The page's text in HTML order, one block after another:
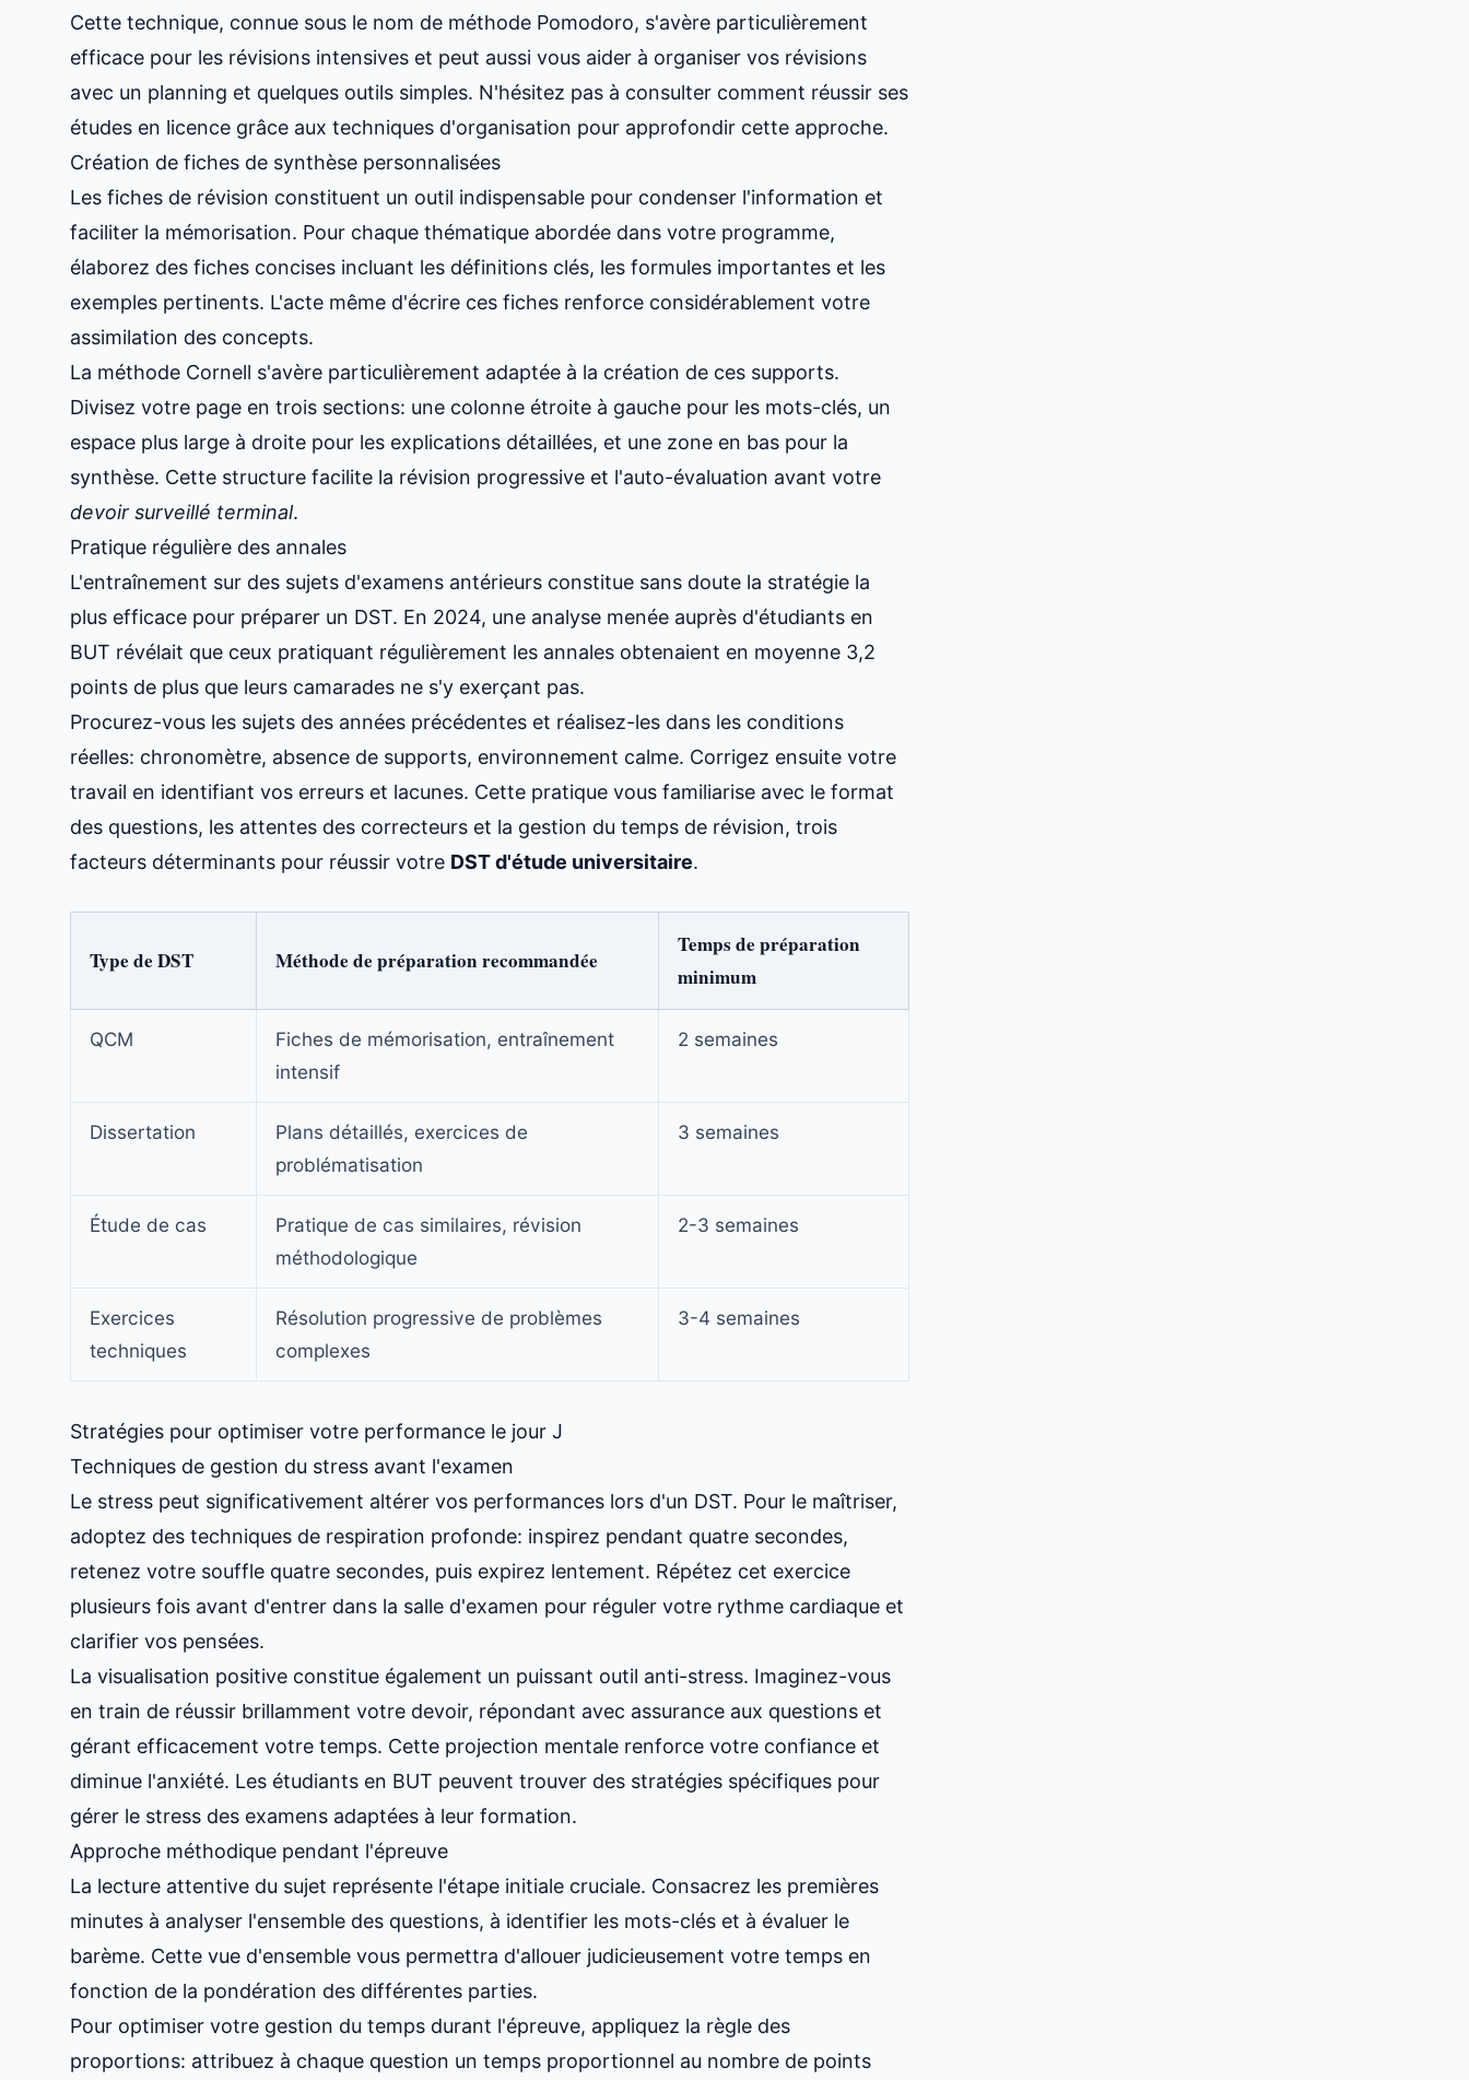
Cette technique, connue sous le nom de méthode Pomodoro, s'avère particulièrement
efficace pour les révisions intensives et peut aussi vous aider à organiser vos révisions
avec un planning et quelques outils simples. N'hésitez pas à consulter comment réussir ses
études en licence grâce aux techniques d'organisation pour approfondir cette approche.
Création de fiches de synthèse personnalisées
Les fiches de révision constituent un outil indispensable pour condenser l'information et
faciliter la mémorisation. Pour chaque thématique abordée dans votre programme,
élaborez des fiches concises incluant les définitions clés, les formules importantes et les
exemples pertinents. L'acte même d'écrire ces fiches renforce considérablement votre
assimilation des concepts.
La méthode Cornell s'avère particulièrement adaptée à la création de ces supports.
Divisez votre page en trois sections: une colonne étroite à gauche pour les mots-clés, un
espace plus large à droite pour les explications détaillées, et une zone en bas pour la
synthèse. Cette structure facilite la révision progressive et l'auto-évaluation avant votre
devoir surveillé terminal.
Pratique régulière des annales
L'entraînement sur des sujets d'examens antérieurs constitue sans doute la stratégie la
plus efficace pour préparer un DST. En 2024, une analyse menée auprès d'étudiants en
BUT révélait que ceux pratiquant régulièrement les annales obtenaient en moyenne 3,2
points de plus que leurs camarades ne s'y exerçant pas.
Procurez-vous les sujets des années précédentes et réalisez-les dans les conditions
réelles: chronomètre, absence de supports, environnement calme. Corrigez ensuite votre
travail en identifiant vos erreurs et lacunes. Cette pratique vous familiarise avec le format
des questions, les attentes des correcteurs et la gestion du temps de révision, trois
facteurs déterminants pour réussir votre DST d'étude universitaire.
Type de DST Méthode de préparation recommandée
Temps de préparation
minimum
QCM
Fiches de mémorisation, entraînement
intensif
2 semaines
Dissertation
Plans détaillés, exercices de
problématisation
3 semaines
Étude de cas
Pratique de cas similaires, révision
méthodologique
2-3 semaines
Exercices
techniques
Résolution progressive de problèmes
complexes
3-4 semaines
Stratégies pour optimiser votre performance le jour J
Techniques de gestion du stress avant l'examen
Le stress peut significativement altérer vos performances lors d'un DST. Pour le maîtriser,
adoptez des techniques de respiration profonde: inspirez pendant quatre secondes,
retenez votre souffle quatre secondes, puis expirez lentement. Répétez cet exercice
plusieurs fois avant d'entrer dans la salle d'examen pour réguler votre rythme cardiaque et
clarifier vos pensées.
La visualisation positive constitue également un puissant outil anti-stress. Imaginez-vous
en train de réussir brillamment votre devoir, répondant avec assurance aux questions et
gérant efficacement votre temps. Cette projection mentale renforce votre confiance et
diminue l'anxiété. Les étudiants en BUT peuvent trouver des stratégies spécifiques pour
gérer le stress des examens adaptées à leur formation.
Approche méthodique pendant l'épreuve
La lecture attentive du sujet représente l'étape initiale cruciale. Consacrez les premières
minutes à analyser l'ensemble des questions, à identifier les mots-clés et à évaluer le
barème. Cette vue d'ensemble vous permettra d'allouer judicieusement votre temps en
fonction de la pondération des différentes parties.
Pour optimiser votre gestion du temps durant l'épreuve, appliquez la règle des
proportions: attribuez à chaque question un temps proportionnel au nombre de points